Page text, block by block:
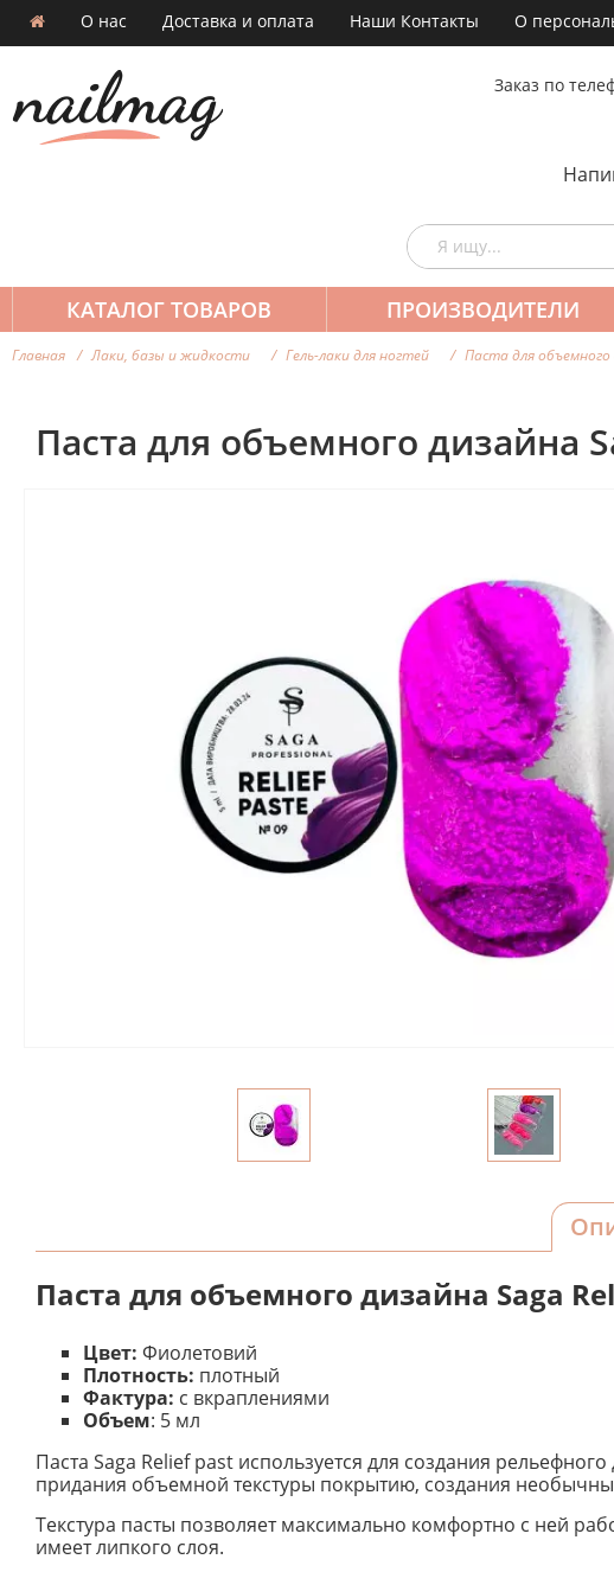
О нас Доставка и оплата Наши Контакты О
Заказ по
КАТАЛОГ ТОВАРОВ ПРОИЗВОДИТЕЛИ
Главная Лаки, базы и жидкости Гель-лаки для ногтей Паста для
Паста для объемного дизайна
Паста для объемного дизайна Saga
Цвет: Фиолетовий
Плотность: плотный
Фактура: с вкраплениями
Объем: 5 мл
Паста Saga Relief past используется для создания
придания объемной текстуры покрытию, создания
Текстура пасты позволяет максимально комфортно с ней
имеет липкого слоя.